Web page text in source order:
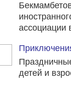
ассоциации
детей и